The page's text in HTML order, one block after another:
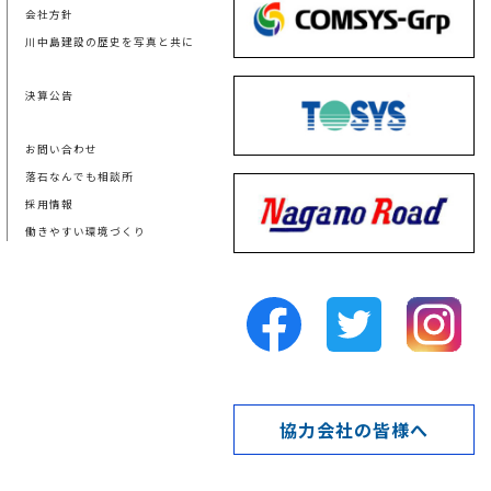
会社方針
川中島建設の歴史を写真と共に
決算公告
お問い合わせ
落石なんでも相談所
採用情報
働きやすい環境づくり
協力会社の皆様へ